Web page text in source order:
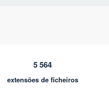
5 564
extensões de ficheiros